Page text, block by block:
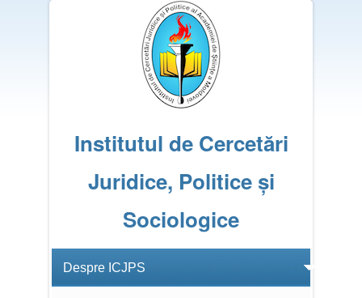
Institutul de Cercetări
Juridice, Politice și
Sociologice